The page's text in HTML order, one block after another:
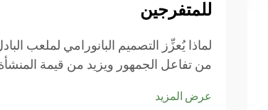
للمتفرجين
لماذا يُعزِّز التصميم البانورامي لملعب
من تفاعل الجمهور ويزيد من قيمة
الزجاجية الكاملة أقصى درجات الانغماس
عرض المزيد